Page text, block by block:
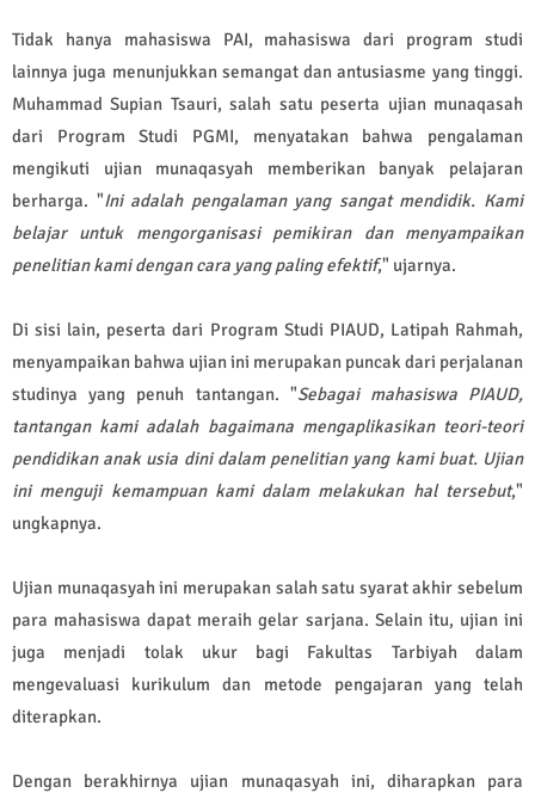
Tidak hanya mahasiswa PAI, mahasiswa dari program studi
lainnya juga menunjukkan semangat dan antusiasme yang tinggi.
Muhammad Supian Tsauri, salah satu peserta ujian munaqasah
dari Program Studi PGMI, menyatakan bahwa pengalaman
mengikuti ujian munaqasyah memberikan banyak pelajaran
berharga. "Ini adalah pengalaman yang sangat mendidik. Kami
belajar untuk mengorganisasi pemikiran dan menyampaikan
penelitian kami dengan cara yang paling efektif," ujarnya.
Di sisi lain, peserta dari Program Studi PIAUD, Latipah Rahmah,
menyampaikan bahwa ujian ini merupakan puncak dari perjalanan
studinya yang penuh tantangan. "Sebagai mahasiswa PIAUD,
tantangan kami adalah bagaimana mengaplikasikan teori-teori
pendidikan anak usia dini dalam penelitian yang kami buat. Ujian
ini menguji kemampuan kami dalam melakukan hal tersebut,"
ungkapnya.
Ujian munaqasyah ini merupakan salah satu syarat akhir sebelum
para mahasiswa dapat meraih gelar sarjana. Selain itu, ujian ini
juga menjadi tolak ukur bagi Fakultas Tarbiyah dalam
mengevaluasi kurikulum dan metode pengajaran yang telah
diterapkan.
Dengan berakhirnya ujian munaqasyah ini, diharapkan para